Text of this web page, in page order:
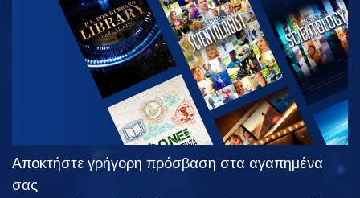
ΠΑΡΑΚΟΛΟΥΘΗΣΤΕ
ΕΞΕΡΕΥΝΗΣΤΕ
ΤΗ ΣΕΙΡΑ
Αποκτήστε γρήγορη πρόσβαση στα αγαπημένα
σας